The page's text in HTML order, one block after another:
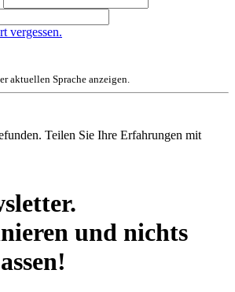
vergessen.
aktuellen Sprache anzeigen.
Teilen Sie Ihre Erfahrungen mit
und nichts